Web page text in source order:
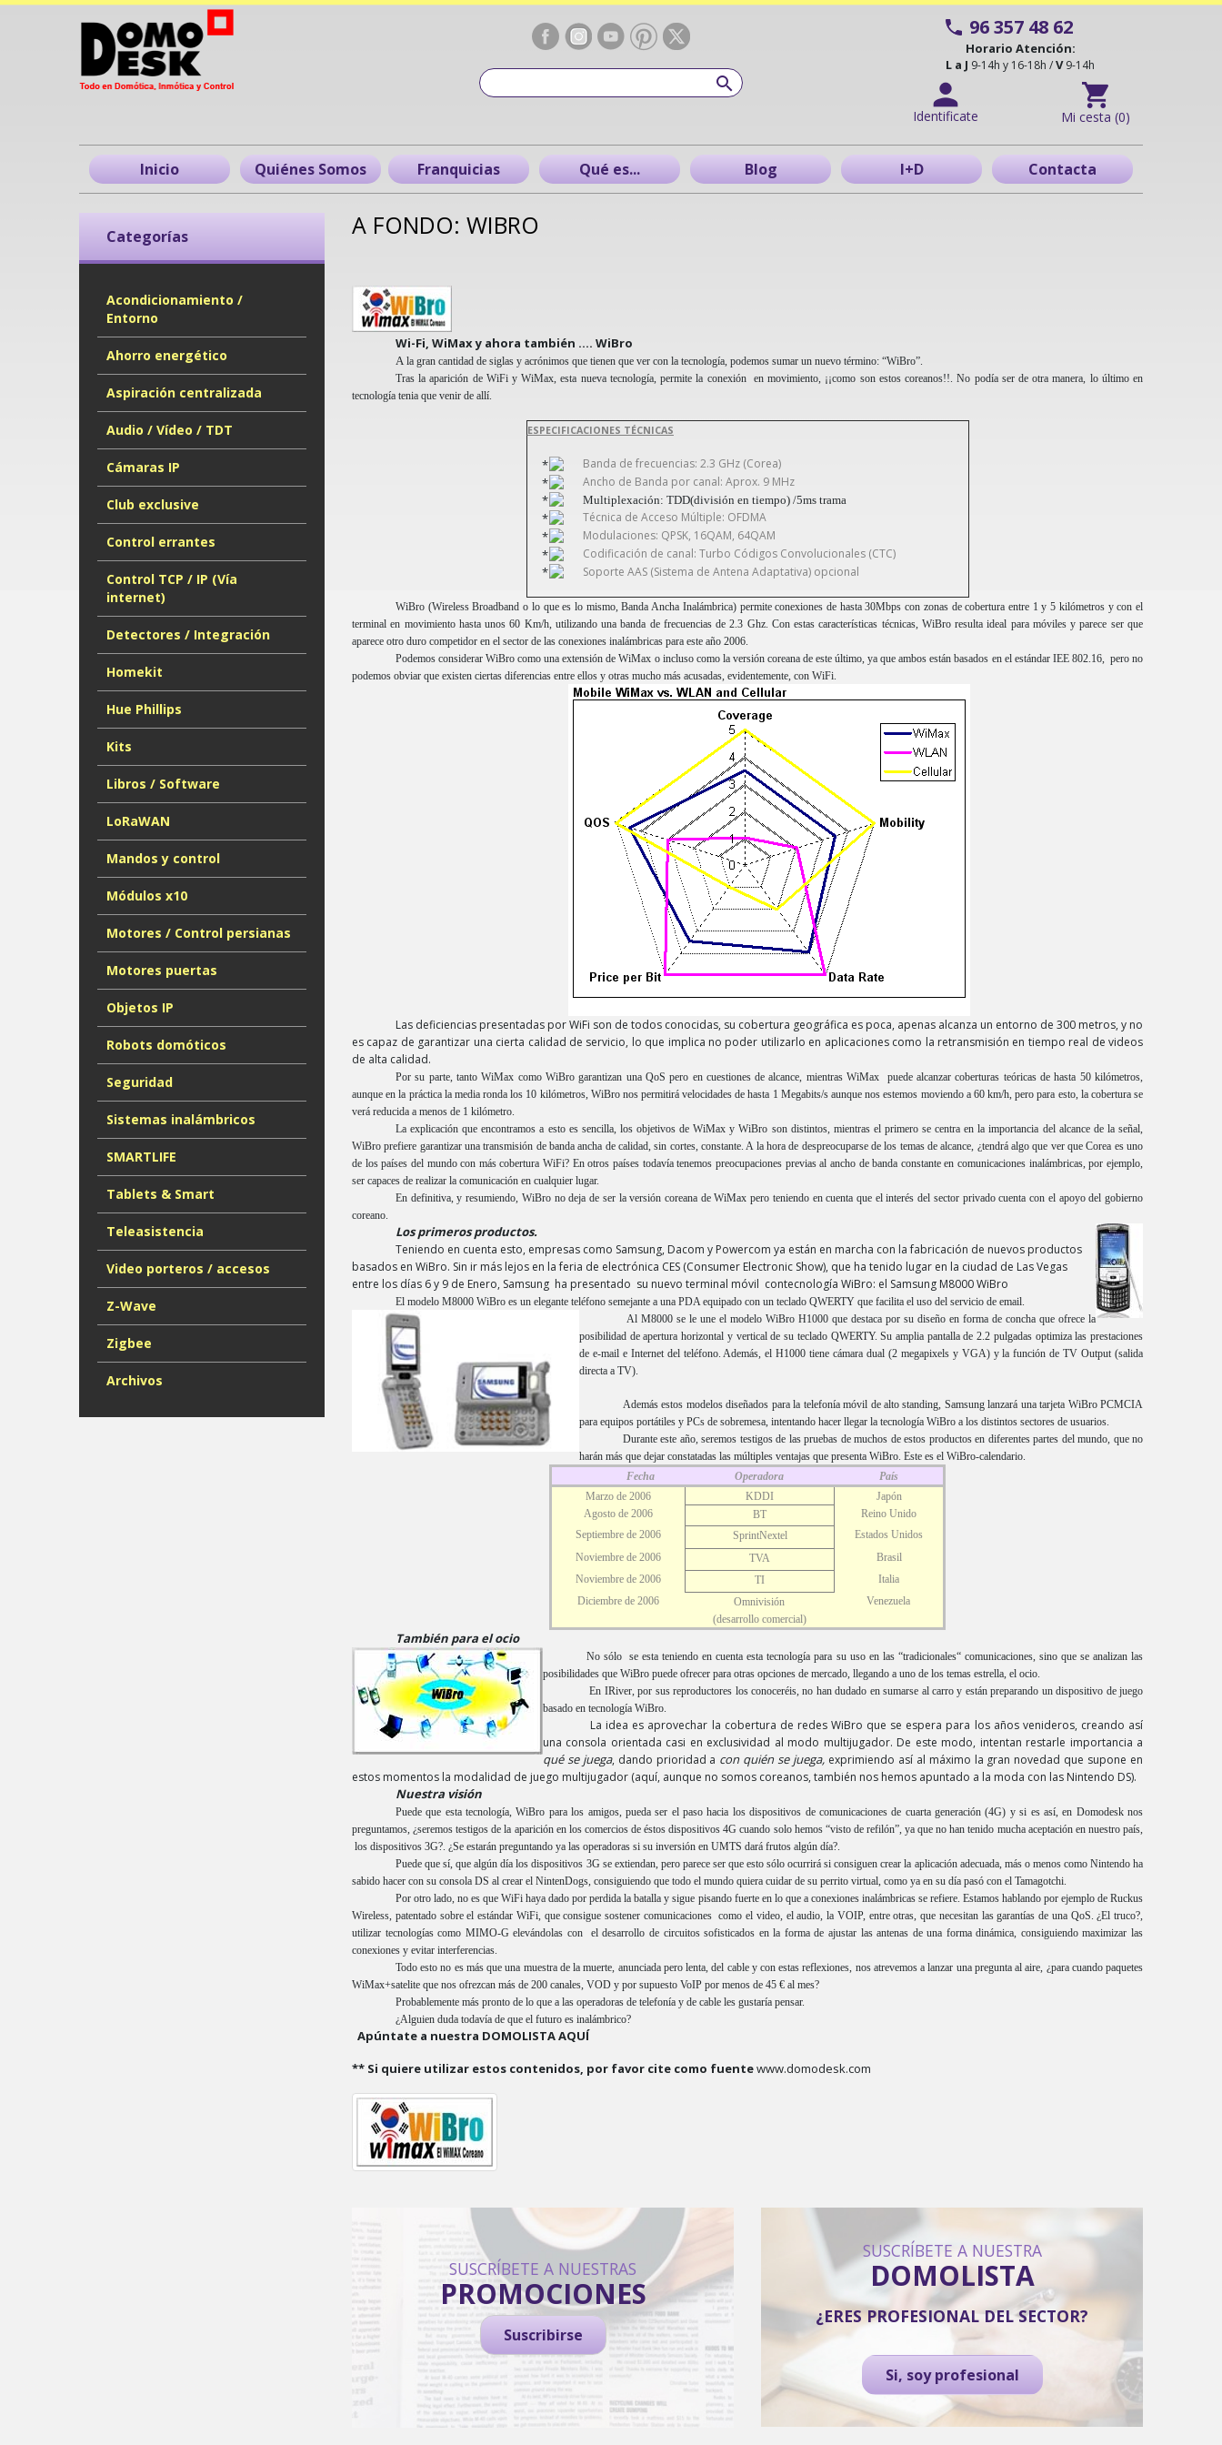
96 357 48 62
Horario Atención:
L a J 9-14h y 16-18h /V9-14h
Identificate Mi cesta (0)
Inicio Quiénes Somos Franquicias Qué es... Blog I+D Contacta
Categorías
Acondicionamiento /
Entorno
Ahorro energético
Aspiración centralizada
Audio / Vídeo / TDT
Cámaras IP
Club exclusive
Control errantes
Control TCP / IP (Vía
internet)
Detectores / Integración
Homekit
Hue Phillips
Kits
Libros / Software
LoRaWAN
Mandos y control
Módulos x10
Motores / Control persianas
Motores puertas
Objetos IP
Robots domóticos
Seguridad
Sistemas inalámbricos
SMARTLIFE
Tablets & Smart
Teleasistencia
Video porteros / accesos
Z-Wave
Zigbee
Archivos
A FONDO: WIBRO
Wi-Fi, WiMax y ahora también …. WiBro
A la gran cantidad de siglas y acrónimos que tienen que ver con la tecnología, podemos sumar un nuevo término: “WiBro”.
Tras la aparición de WiFi y WiMax, esta nueva tecnología, permite la conexión en movimiento, ¡¡como son estos coreanos!!. No podía ser de otra manera, lo último en
tecnología tenia que venir de allí.
ESPECIFICACIONES TÉCNICAS
Banda de frecuencias: 2.3 GHz (Corea)
Ancho de Banda por canal: Aprox. 9 MHz
Multiplexación: TDD(división en tiempo) /5ms trama
Técnica de Acceso Múltiple: OFDMA
Modulaciones: QPSK, 16QAM, 64QAM
Codificación de canal: Turbo Códigos Convolucionales (CTC)
Soporte AAS (Sistema de Antena Adaptativa) opcional
WiBro (Wireless Broadband o lo que es lo mismo, Banda Ancha Inalámbrica) permite conexiones de hasta 30Mbps con zonas de cobertura entre 1 y 5 kilómetros y con el
terminal en movimiento hasta unos 60 Km/h, utilizando una banda de frecuencias de 2.3 Ghz. Con estas características técnicas, WiBro resulta ideal para móviles y parece ser que
aparece otro duro competidor en el sector de las conexiones inalámbricas para este año 2006.
Podemos considerar WiBro como una extensión de WiMax o incluso como la versión coreana de este último, ya que ambos están basados en el estándar IEE 802.16, pero no
podemos obviar que existen ciertas diferencias entre ellos y otras mucho más acusadas, evidentemente, con WiFi.
Las deficiencias presentadas por WiFi son de todos conocidas, su cobertura geográfica es poca, apenas alcanza un entorno de 300 metros, y no
es capaz de garantizar una cierta calidad de servicio, lo que implica no poder utilizarlo en aplicaciones como la retransmisión en tiempo real de videos
de alta calidad.
Por su parte, tanto WiMax como WiBro garantizan una QoS pero en cuestiones de alcance, mientras WiMax puede alcanzar coberturas teóricas de hasta 50 kilómetros,
aunque en la práctica la media ronda los 10 kilómetros, WiBro nos permitirá velocidades de hasta 1 Megabits/s aunque nos estemos moviendo a 60 km/h, pero para esto, la cobertura se
verá reducida a menos de 1 kilómetro.
La explicación que encontramos a esto es sencilla, los objetivos de WiMax y WiBro son distintos, mientras el primero se centra en la importancia del alcance de la señal,
WiBro prefiere garantizar una transmisión de banda ancha de calidad, sin cortes, constante. A la hora de despreocuparse de los temas de alcance, ¿tendrá algo que ver que Corea es uno
de los países del mundo con más cobertura WiFi? En otros países todavía tenemos preocupaciones previas al ancho de banda constante en comunicaciones inalámbricas, por ejemplo,
ser capaces de realizar la comunicación en cualquier lugar.
En definitiva, y resumiendo, WiBro no deja de ser la versión coreana de WiMax pero teniendo en cuenta que el interés del sector privado cuenta con el apoyo del gobierno
coreano.
Los primeros productos.
Teniendo en cuenta esto, empresas como Samsung, Dacom y Powercom ya están en marcha con la fabricación de nuevos productos
basados en WiBro. Sin ir más lejos en la feria de electrónica CES (Consumer Electronic Show), que ha tenido lugar en la ciudad de Las Vegas
entre los días 6 y 9 de Enero, Samsung ha presentado su nuevo terminal móvil contecnología WiBro: el Samsung M8000 WiBro
El modelo M8000 WiBro es un elegante teléfono semejante a una PDA equipado con un teclado QWERTY que facilita el uso del servicio de email.
Al M8000 se le une el modelo WiBro H1000 que destaca por su diseño en forma de concha que ofrece la
posibilidad de apertura horizontal y vertical de su teclado QWERTY. Su amplia pantalla de 2.2 pulgadas optimiza las prestaciones
de e-mail e Internet del teléfono. Además, el H1000 tiene cámara dual (2 megapixels y VGA) y la función de TV Output (salida
directa a TV).
Además estos modelos diseñados para la telefonía móvil de alto standing, Samsung lanzará una tarjeta WiBro PCMCIA
para equipos portátiles y PCs de sobremesa, intentando hacer llegar la tecnología WiBro a los distintos sectores de usuarios.
Durante este año, seremos testigos de las pruebas de muchos de estos productos en diferentes partes del mundo, que no
harán más que dejar constatadas las múltiples ventajas que presenta WiBro. Este es el WiBro-calendario.
Fecha
Operadora
País
Marzo de 2006
KDDI
Japón
Agosto de 2006
BT
Reino Unido
Septiembre de 2006
SprintNextel
Estados Unidos
Noviembre de 2006
TVA
Brasil
Noviembre de 2006
TI
Italia
Diciembre de 2006
Omnivisión
(desarrollo comercial)
Venezuela
También para el ocio
No sólo se esta teniendo en cuenta esta tecnología para su uso en las “tradicionales“ comunicaciones, sino que se analizan las
posibilidades que WiBro puede ofrecer para otras opciones de mercado, llegando a uno de los temas estrella, el ocio.
En IRiver, por sus reproductores los conoceréis, no han dudado en sumarse al carro y están preparando un dispositivo de juego
basado en tecnología WiBro.
La idea es aprovechar la cobertura de redes WiBro que se espera para los años venideros, creando así
una consola orientada casi en exclusividad al modo multijugador. De este modo, intentan restarle importancia a
qué se juega, dando prioridad a con quién se juega, exprimiendo así al máximo la gran novedad que supone en
estos momentos la modalidad de juego multijugador (aquí, aunque no somos coreanos, también nos hemos apuntado a la moda con las Nintendo DS).
Nuestra visión
Puede que esta tecnología, WiBro para los amigos, pueda ser el paso hacia los dispositivos de comunicaciones de cuarta generación (4G) y si es así, en Domodesk nos
preguntamos, ¿seremos testigos de la aparición en los comercios de éstos dispositivos 4G cuando solo hemos “visto de refilón”, ya que no han tenido mucha aceptación en nuestro país,
los dispositivos 3G?. ¿Se estarán preguntando ya las operadoras si su inversión en UMTS dará frutos algún día?.
Puede que sí, que algún día los dispositivos 3G se extiendan, pero parece ser que esto sólo ocurrirá si consiguen crear la aplicación adecuada, más o menos como Nintendo ha
sabido hacer con su consola DS al crear el NintenDogs, consiguiendo que todo el mundo quiera cuidar de su perrito virtual, como ya en su día pasó con el Tamagotchi.
Por otro lado, no es que WiFi haya dado por perdida la batalla y sigue pisando fuerte en lo que a conexiones inalámbricas se refiere. Estamos hablando por ejemplo de Ruckus
Wireless, patentado sobre el estándar WiFi, que consigue sostener comunicaciones como el video, el audio, la VOIP, entre otras, que necesitan las garantías de una QoS. ¿El truco?,
utilizar tecnologías como MIMO-G elevándolas con el desarrollo de circuitos sofisticados en la forma de ajustar las antenas de una forma dinámica, consiguiendo maximizar las
conexiones y evitar interferencias.
Todo esto no es más que una muestra de la muerte, anunciada pero lenta, del cable y con estas reflexiones, nos atrevemos a lanzar una pregunta al aire, ¿para cuando paquetes
WiMax+satelite que nos ofrezcan más de 200 canales, VOD y por supuesto VoIP por menos de 45 € al mes?
Probablemente más pronto de lo que a las operadoras de telefonía y de cable les gustaría pensar.
¿Alguien duda todavía de que el futuro es inalámbrico?
Apúntate a nuestra DOMOLISTA AQUÍ
** Si quiere utilizar estos contenidos, por favor cite como fuentewww.domodesk.com
SUSCRÍBETE A NUESTRAS
PROMOCIONES
Suscribirse
SUSCRÍBETE A NUESTRA
DOMOLISTA
¿ERES PROFESIONAL DEL SECTOR?
Si, soy profesional